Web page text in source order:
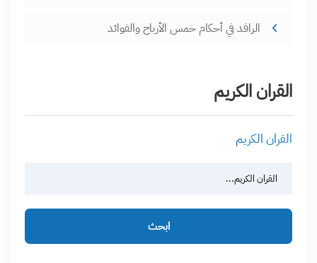
الرافد في أحكام خمس الأرباح والفوائد
القران الكريم
القران الكريم
ابحث